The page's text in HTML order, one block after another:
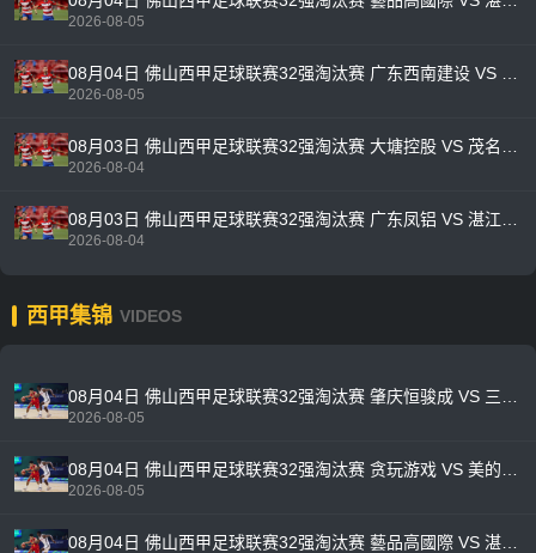
2026-08-05
2026-08-05
2026-08-04
2026-08-04
西甲集锦 VIDEOS
2026-08-05
2026-08-05